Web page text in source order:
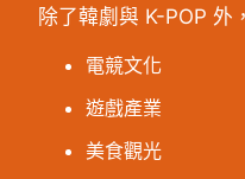
除了韓劇與 K-POP 外
電競文化
遊戲產業
美食觀光